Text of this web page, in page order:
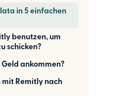
in 5 einfachen
benutzen, um
schicken?
ankommen?
mit Remitly nach